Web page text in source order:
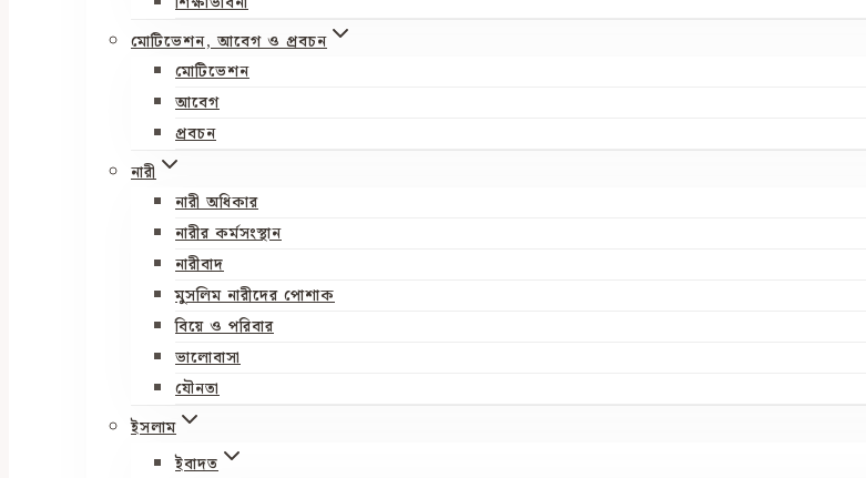
মোটিভেশন, আবেগ ও প্রবচন
মোটিভেশন
আবেগ
প্রবচন
নারী
নারী অধিকার
নারীর কর্মসংস্থান
নারীবাদ
মুসলিম নারীদের পোশাক
বিয়ে ও পরিবার
ভালোবাসা
যৌনতা
ইসলাম
ইবাদত